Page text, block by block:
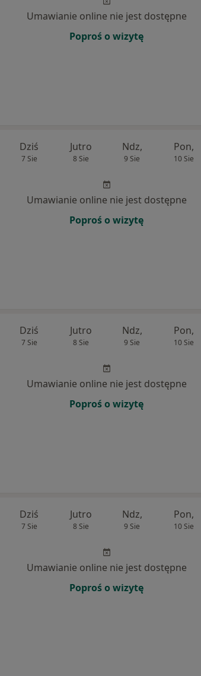
Umawianie online nie jest dostępne
Poproś o wizytę
Dziś
7 Sie
Jutro
8 Sie
Ndz,
9 Sie
Pon,
10 Sie
Umawianie online nie jest dostępne
Poproś o wizytę
Dziś
7 Sie
Jutro
8 Sie
Ndz,
9 Sie
Pon,
10 Sie
Umawianie online nie jest dostępne
Poproś o wizytę
Dziś
7 Sie
Jutro
8 Sie
Ndz,
9 Sie
Pon,
10 Sie
Umawianie online nie jest dostępne
Poproś o wizytę